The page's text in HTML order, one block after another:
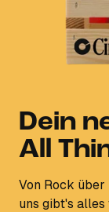
Dein
All
Von Rock
uns gibt's